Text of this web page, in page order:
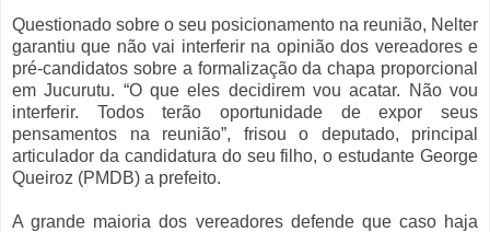
Questionado sobre o seu posicionamento na reunião, Nelter
garantiu que não vai interferir na opinião dos vereadores e
pré-candidatos sobre a formalização da chapa proporcional
em Jucurutu. “O que eles decidirem vou acatar. Não vou
interferir. Todos terão oportunidade de expor seus
pensamentos na reunião”, frisou o deputado, principal
articulador da candidatura do seu filho, o estudante George
Queiroz (PMDB) a prefeito.
A grande maioria dos vereadores defende que caso haja